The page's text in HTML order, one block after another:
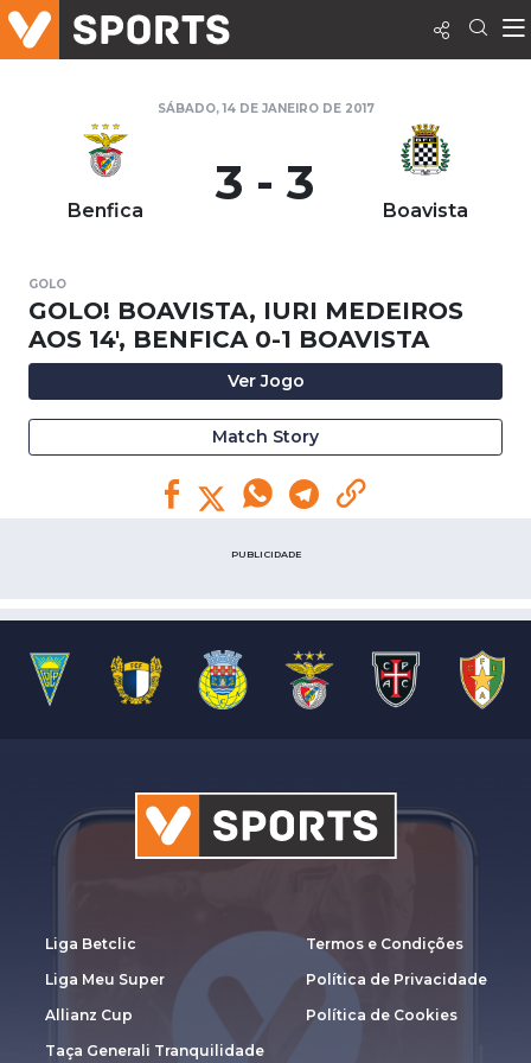
SÁBADO, 14 DE JANEIRO DE 2017
Benfica 3 - 3 Boavista
GOLO
GOLO! BOAVISTA, IURI MEDEIROS
AOS 14', BENFICA 0-1 BOAVISTA
Ver Jogo
Match Story
PUBLICIDADE
Liga Betclic
Liga Meu Super
Allianz Cup
Taça Generali Tranquilidade
Termos e Condições
Política de Privacidade
Política de Cookies